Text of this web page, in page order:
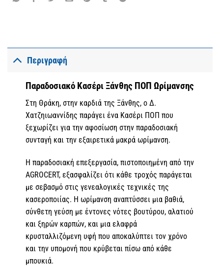
Περιγραφή
Παραδοσιακό Κασέρι Ξάνθης ΠΟΠ Ωρίμανσης
Στη Θράκη, στην καρδιά της Ξάνθης, ο Δ.
Χατζηιωαννίδης παράγει ένα Κασέρι ΠΟΠ που
ξεχωρίζει για την αφοσίωση στην παραδοσιακή
συνταγή και την εξαιρετικά μακρά ωρίμανση.
Η παραδοσιακή επεξεργασία, πιστοποιημένη από την
AGROCERT, εξασφαλίζει ότι κάθε τροχός παράγεται
με σεβασμό στις γενεαλογικές τεχνικές της
κασεροποιίας. Η ωρίμανση αναπτύσσει μια βαθιά,
σύνθετη γεύση με έντονες νότες βουτύρου, αλατιού
και ξηρών καρπών, και μια ελαφρά
κρυσταλλιζόμενη υφή που αποκαλύπτει τον χρόνο
και την υπομονή που κρύβεται πίσω από κάθε
μπουκιά.